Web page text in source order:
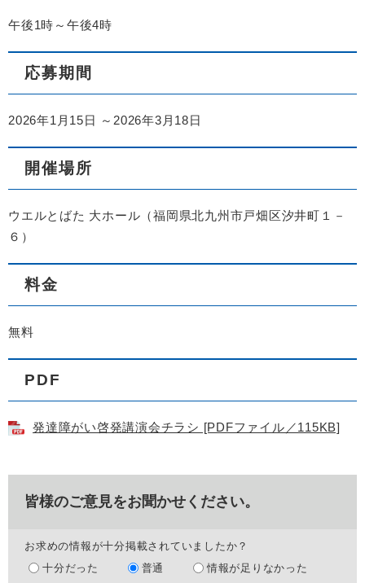
午後1時～午後4時
応募期間
2026年1月15日 ～2026年3月18日
開催場所
ウエルとばた 大ホール（福岡県北九州市戸畑区汐井町１－
６）
料金
無料
PDF
発達障がい啓発講演会チラシ [PDFファイル／115KB]
皆様のご意見をお聞かせください。
お求めの情報が十分掲載されていましたか？
十分だった
普通 情報が足りなかった